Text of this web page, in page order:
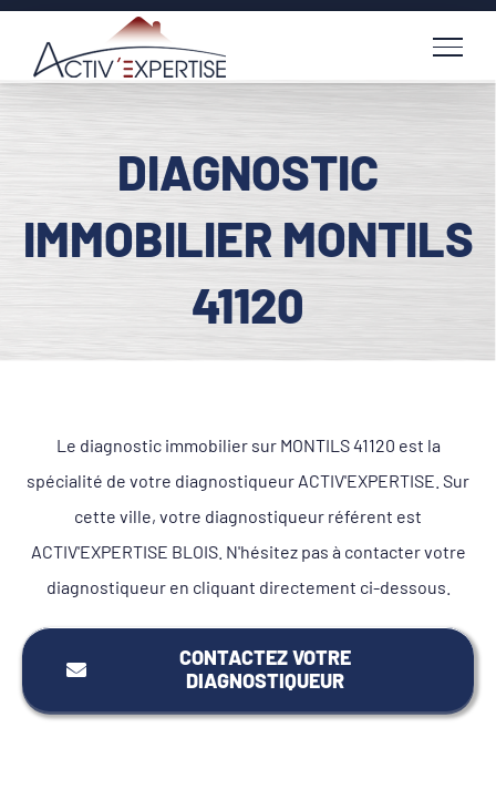
Passer
contenu
DIAGNOSTIC
IMMOBILIER MONTILS
41120
Le diagnostic immobilier sur MONTILS 41120 est la
spécialité de votre diagnostiqueur ACTIV'EXPERTISE. Sur
cette ville, votre diagnostiqueur référent est
ACTIV'EXPERTISE BLOIS. N'hésitez pas à contacter votre
diagnostiqueur en cliquant directement ci-dessous.
CONTACTEZ VOTRE
DIAGNOSTIQUEUR